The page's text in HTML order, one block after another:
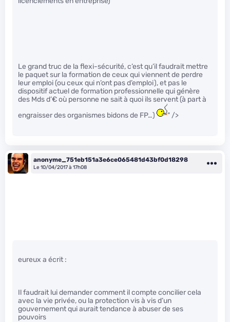
Le grand truc de la flexi-sécurité, c’est qu’il faudrait mettre
le paquet sur la formation de ceux qui viennent de perdre
leur emploi (ou ceux qui n’ont pas d’emploi), et pas le
dispositif actuel de formation professionnelle qui génère
des Mds d’€ où personne ne sait à quoi ils servent (à part à
engraisser des organismes bidons de FP…)
" />
anonyme_751eb151a3e6ce065481d43bf0d18298
Le 10/04/2017 à 17h08
eureux a écrit :
Il faudrait lui demander comment il compte concilier cela
avec la vie privée, ou la protection vis à vis d’un
gouvernement qui aurait tendance à abuser de ses
pouvoirs